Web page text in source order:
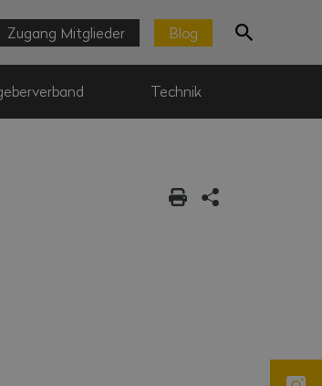
Zugang Mitglieder Blog
Technik